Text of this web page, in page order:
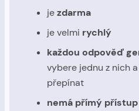
jezdarma
je velmi rychlý
každou odpověď
vybere jednu z nich
přepínat
nemá přímý